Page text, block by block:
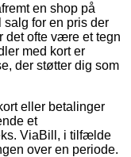
en shop på
for en pris der
det ofte være et tegn
med kort er
der støtter dig som
eller betalinger
et
ViaBill, i tilfælde
over en periode.